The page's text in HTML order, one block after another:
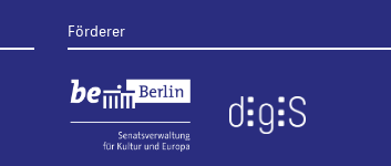
Förderer